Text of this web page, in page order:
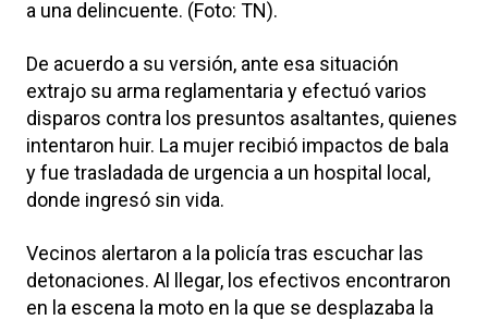
De acuerdo a su versión, ante esa situación
extrajo su arma reglamentaria y efectuó varios
disparos contra los presuntos asaltantes, quienes
intentaron huir. La mujer recibió impactos de bala
y fue trasladada de urgencia a un hospital local,
donde ingresó sin vida.
Vecinos alertaron a la policía tras escuchar las
detonaciones. Al llegar, los efectivos encontraron
en la escena la moto en la que se desplazaba la